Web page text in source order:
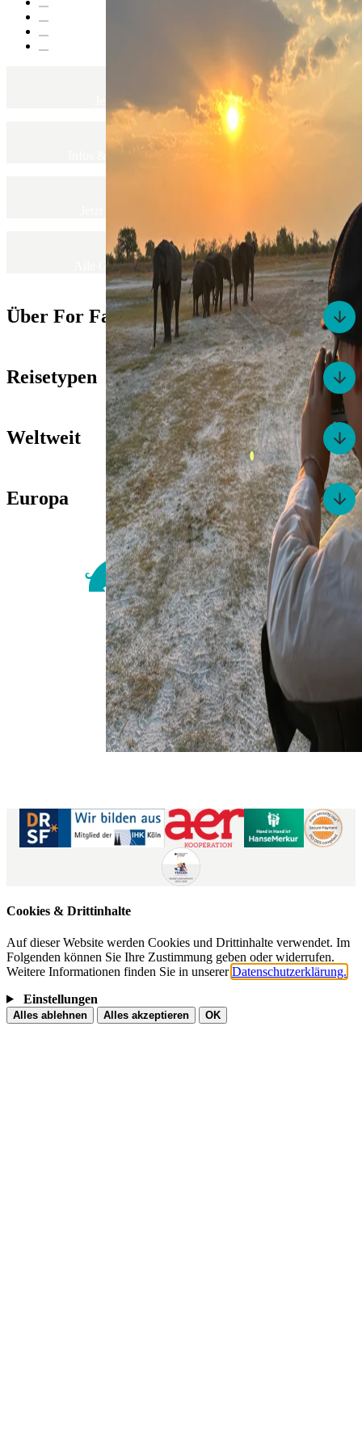
Persönliche Beratung
Jetzt Beratungstermin vereinbaren
Newsletter
Alle Termine
Alle Gruppenreisen-Daten auf einen Blick
Über For Family Reisen
Reisetypen
Weltweit
Europa
For Family Reisen
Richard-Wagner-Str. 1-3
50859 Köln
Cookies & Drittinhalte
Auf dieser Website werden Cookies und Drittinhalte verwendet. Im
Folgenden können Sie Ihre Zustimmung geben oder widerrufen.
Weitere Informationen finden Sie in unsererDatenschutzerklärung.
Einstellungen
Alles ablehnen Alles akzeptieren OK